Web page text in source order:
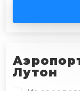
Лутон